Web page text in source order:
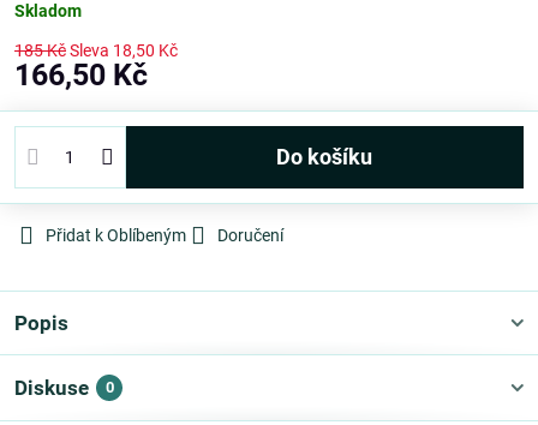
Skladom
185 KčSleva 18,50 Kč
166,50 Kč
Do košíku
Přidat k Oblíbeným Doručení
Popis
Diskuse 0